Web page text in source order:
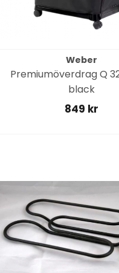
Weber
Premiumöverdrag Q
black
849 kr